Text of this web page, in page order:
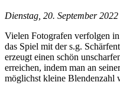
Dienstag, 20. September
Vielen Fotografen verfolgen
das Spiel mit der s.g.
erzeugt einen schön
erreichen, indem man an
möglichst kleine